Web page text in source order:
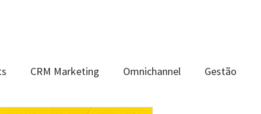
CRM Marketing Omnichannel Gestão